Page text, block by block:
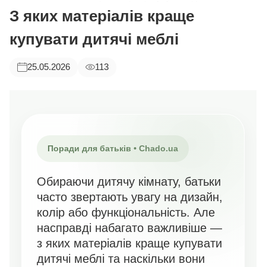
З яких матеріалів краще
купувати дитячі меблі
25.05.2026 113
Поради для батьків • Chado.ua
Обираючи дитячу кімнату, батьки
часто звертають увагу на дизайн,
колір або функціональність. Але
насправді набагато важливіше —
з яких матеріалів краще купувати
дитячі меблі та наскільки вони